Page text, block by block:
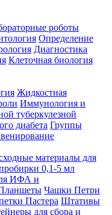
роботы
Определение
Диагностика
Клеточная биология
Жидкостная
Иммунология и
туберкулезной
диабета Группы
материалы для
0,1-5 мл
ИФА и
Чашки Петри
Пастера Штативы
для сбора и